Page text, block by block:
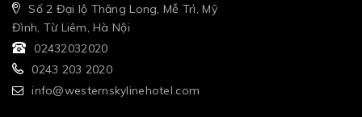
Số 2 Đại lộ Thăng Long, Mễ Trì, Mỹ
Đình, Từ Liêm, Hà Nội
02432032020
0243 203 2020
info@westernskylinehotel.com